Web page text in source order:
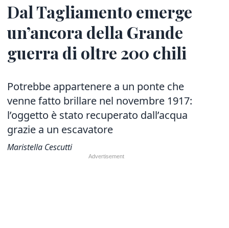
Dal Tagliamento emerge
un’ancora della Grande
guerra di oltre 200 chili
Potrebbe appartenere a un ponte che
venne fatto brillare nel novembre 1917:
l’oggetto è stato recuperato dall’acqua
grazie a un escavatore
Maristella Cescutti